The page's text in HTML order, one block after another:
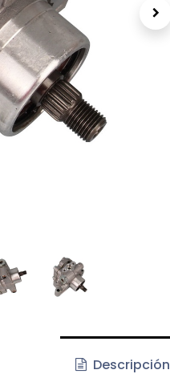
Descripción